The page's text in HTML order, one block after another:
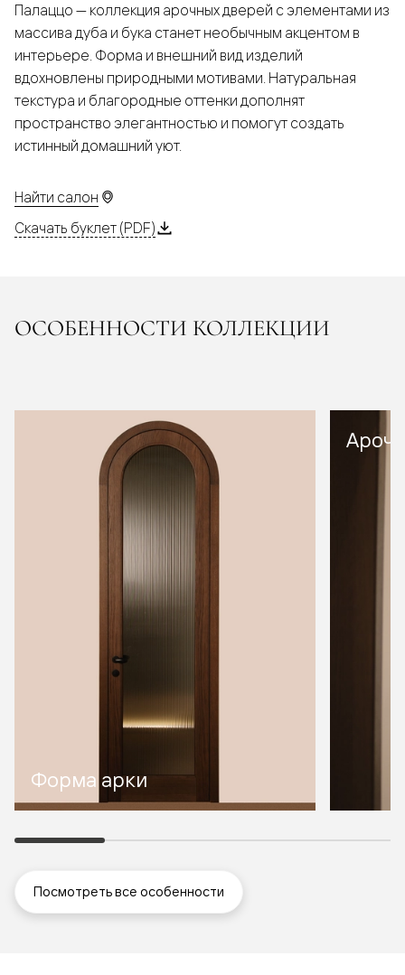
Палаццо — коллекция арочных дверей с элементами из
массива дуба и бука станет необычным акцентом в
интерьере. Форма и внешний вид изделий
вдохновлены природными мотивами. Натуральная
текстура и благородные оттенки дополнят
пространство элегантностью и помогут создать
истинный домашний уют.
Найти салон
Скачать буклет (PDF)
ОСОБЕННОСТИ КОЛЛЕКЦИИ
Форма арки
Посмотреть все особенности